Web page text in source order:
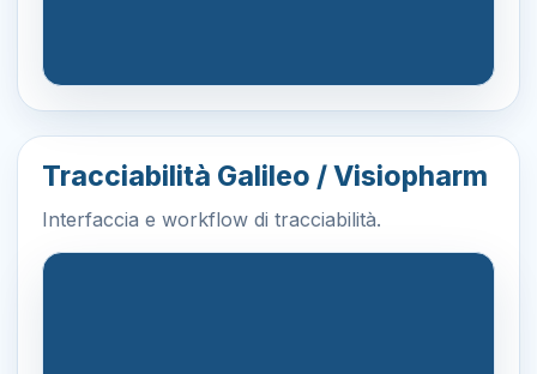
Tracciabilità Galileo / Visiopharm
Interfaccia e workflow di tracciabilità.